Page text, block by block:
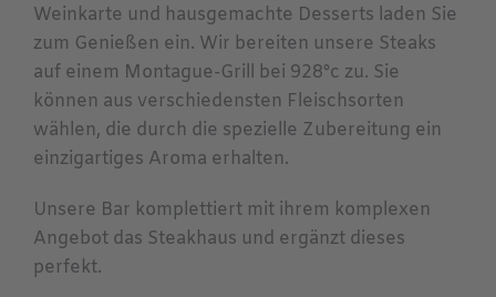
Weinkarte und hausgemachte Desserts laden Sie
zum Genießen ein. Wir bereiten unsere Steaks
auf einem Montague-Grill bei 928°c zu. Sie
können aus verschiedensten Fleischsorten
wählen, die durch die spezielle Zubereitung ein
einzigartiges Aroma erhalten.
Unsere Bar komplettiert mit ihrem komplexen
Angebot das Steakhaus und ergänzt dieses
perfekt.